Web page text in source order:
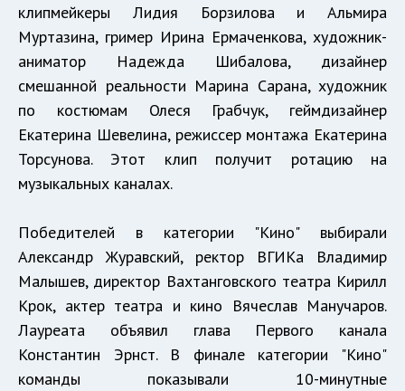
клипмейкеры Лидия Борзилова и Альмира
Муртазина, гример Ирина Ермаченкова, художник-
аниматор Надежда Шибалова, дизайнер
смешанной реальности Марина Сарана, художник
по костюмам Олеся Грабчук, геймдизайнер
Екатерина Шевелина, режиссер монтажа Екатерина
Торсунова. Этот клип получит ротацию на
музыкальных каналах.
Победителей в категории "Кино" выбирали
Александр Журавский, ректор ВГИКа Владимир
Малышев, директор Вахтанговского театра Кирилл
Крок, актер театра и кино Вячеслав Манучаров.
Лауреата объявил глава Первого канала
Константин Эрнст. В финале категории "Кино"
команды показывали 10-минутные